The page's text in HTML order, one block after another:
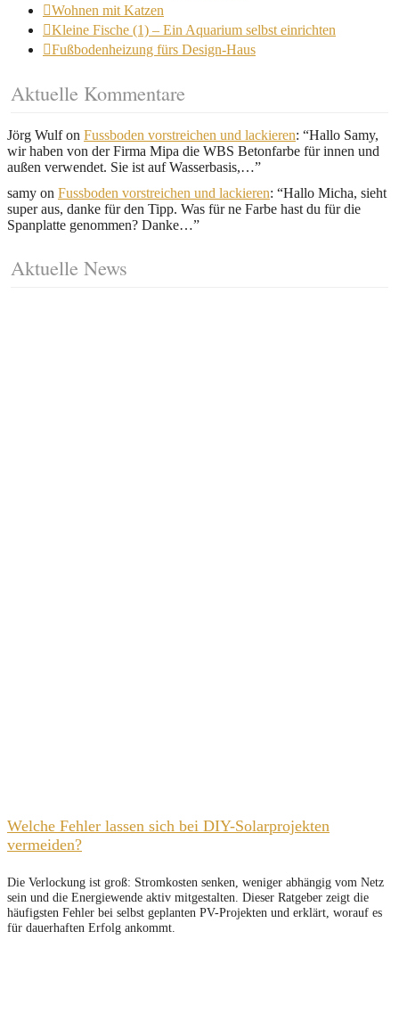
Wohnen mit Katzen
Kleine Fische (1) – Ein Aquarium selbst einrichten
Fußbodenheizung fürs Design-Haus
Aktuelle Kommentare
Jörg Wulfon Fussboden vorstreichen und lackieren: “Hallo Samy,
wir haben von der Firma Mipa die WBS Betonfarbe für innen und
außen verwendet. Sie ist auf Wasserbasis,…”
samy on Fussboden vorstreichen und lackieren: “Hallo Micha, sieht
super aus, danke für den Tipp. Was für ne Farbe hast du für die
Spanplatte genommen? Danke…”
Aktuelle News
Welche Fehler lassen sich bei DIY-Solarprojekten
vermeiden?
Die Verlockung ist groß: Stromkosten senken, weniger abhängig vom Netz
sein und die Energiewende aktiv mitgestalten. Dieser Ratgeber zeigt die
häufigsten Fehler bei selbst geplanten PV-Projekten und erklärt, worauf es
für dauerhaften Erfolg ankommt.